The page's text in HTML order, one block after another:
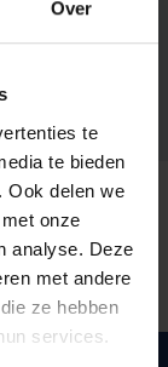
Over
te
te bieden
Ook delen we
onze
analyse. Deze
met andere
ze hebben
services.